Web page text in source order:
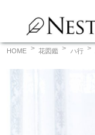
ンHOME 花図鑑 ハ行